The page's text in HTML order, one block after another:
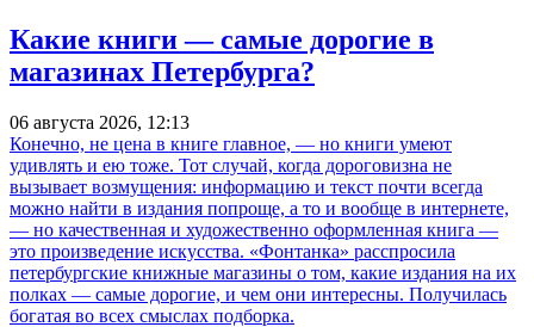
Какие книги — самые дорогие в
магазинах Петербурга?
06 августа 2026, 12:13
Конечно, не цена в книге главное, — но книги умеют
удивлять и ею тоже. Тот случай, когда дороговизна не
вызывает возмущения: информацию и текст почти всегда
можно найти в издания попроще, а то и вообще в интернете,
— но качественная и художественно оформленная книга —
это произведение искусства. «Фонтанка» расспросила
петербургские книжные магазины о том, какие издания на их
полках — самые дорогие, и чем они интересны. Получилась
богатая во всех смыслах подборка.